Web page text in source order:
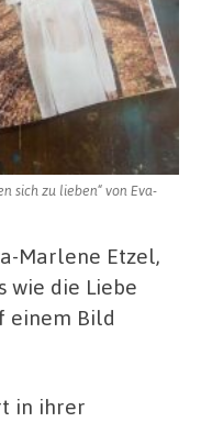
sich zu lieben“ von Eva-
Marlene Etzel,
wie die Liebe
einem Bild
in ihrer